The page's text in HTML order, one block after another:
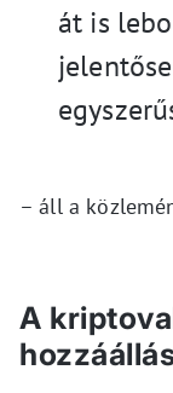
át is
– áll a
A